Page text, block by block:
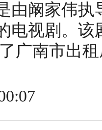
由阚家伟
电视剧。该
广南市出